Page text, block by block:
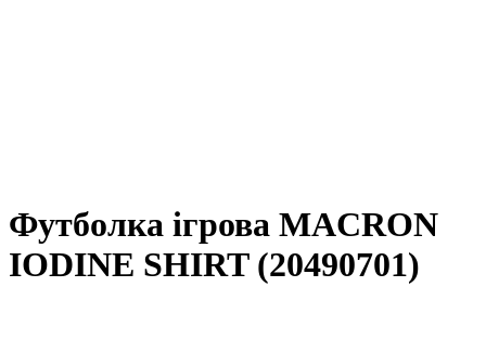
Футболка ігрова MACRON
IODINE SHIRT (20490701)